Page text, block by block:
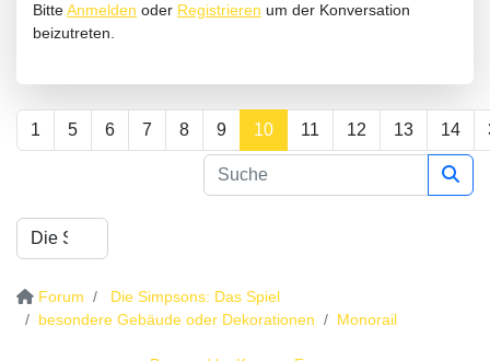
BitteAnmelden oder Registrieren um der Konversation
beizutreten.
1 5 6 7 8 9 10 11 12 13 14
Forum
Die Simpsons: Das Spiel
besondere Gebäude oder Dekorationen
Monorail